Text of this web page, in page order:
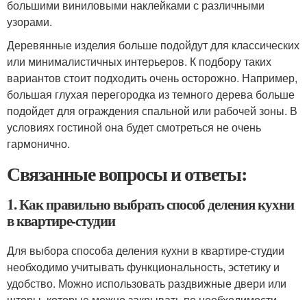
большими виниловыми наклейками с различными
узорами.
Деревянные изделия больше подойдут для классических
или минималистичных интерьеров. К подбору таких
вариантов стоит подходить очень осторожно. Например,
большая глухая перегородка из темного дерева больше
подойдет для ограждения спальной или рабочей зоны. В
условиях гостиной она будет смотреться не очень
гармонично.
Связанные вопросы и ответы:
1. Как правильно выбрать способ деления кухни
в квартире-студии
Для выбора способа деления кухни в квартире-студии
необходимо учитывать функциональность, эстетику и
удобство. Можно использовать раздвижные двери или